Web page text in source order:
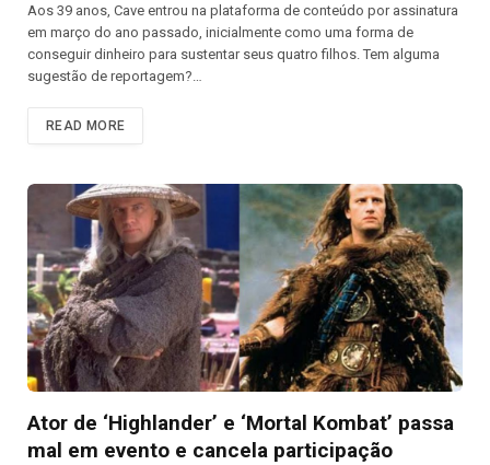
Aos 39 anos, Cave entrou na plataforma de conteúdo por assinatura
em março do ano passado, inicialmente como uma forma de
conseguir dinheiro para sustentar seus quatro filhos. Tem alguma
sugestão de reportagem?…
READ MORE
Ator de ‘Highlander’ e ‘Mortal Kombat’ passa
mal em evento e cancela participação